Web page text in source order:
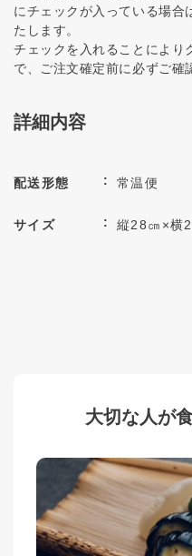
にチェックが入っている場合
たします。
チェックを入れることにより
で、ご注文確定前に必ずご確
詳細内容
配送形態 常温便
サイズ 縦28㎝×横
大切な人が